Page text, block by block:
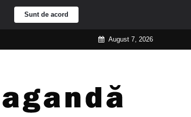
August 7, 2026
Sunt de acord